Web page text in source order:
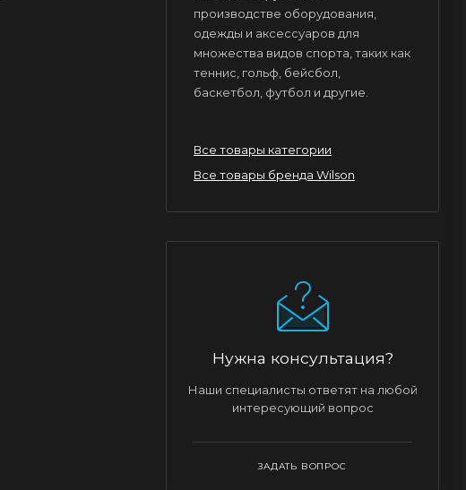
производстве оборудования,
одежды и аксессуаров для
множества видов спорта, таких как
теннис, гольф, бейсбол,
баскетбол, футбол и другие.
Все товары категории
Все товары бренда Wilson
Нужна консультация?
Наши специалисты ответят на любой
интересующий вопрос
ЗАДАТЬ ВОПРОС